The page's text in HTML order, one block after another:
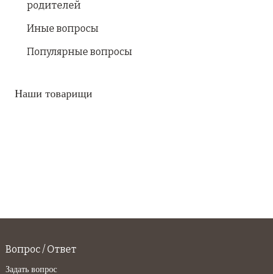
родителей
Иные вопросы
Популярные вопросы
Наши товарищи
Вопрос / Ответ
Задать вопрос